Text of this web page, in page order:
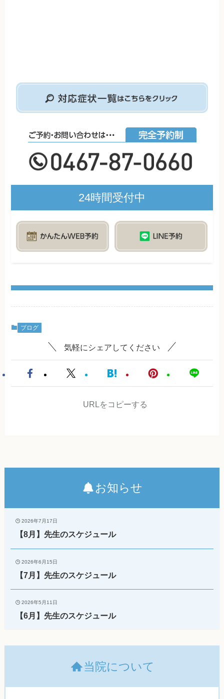
24時間受付中
ブログ
気軽にシェアしてください
URLをコピーする
お知らせ
2026年7月17日
【8月】先生のスケジュール
2026年6月15日
【7月】先生のスケジュール
2026年5月11日
【6月】先生のスケジュール
当院について